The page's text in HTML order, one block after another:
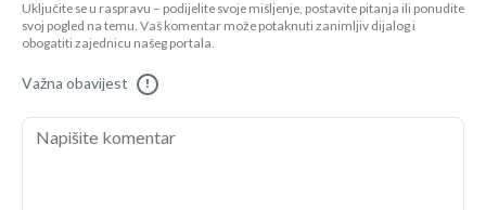
Uključite se u raspravu – podijelite svoje mišljenje, postavite pitanja ili ponudite
svoj pogled na temu. Vaš komentar može potaknuti zanimljiv dijalog i
obogatiti zajednicu našeg portala.
Važna obavijest !